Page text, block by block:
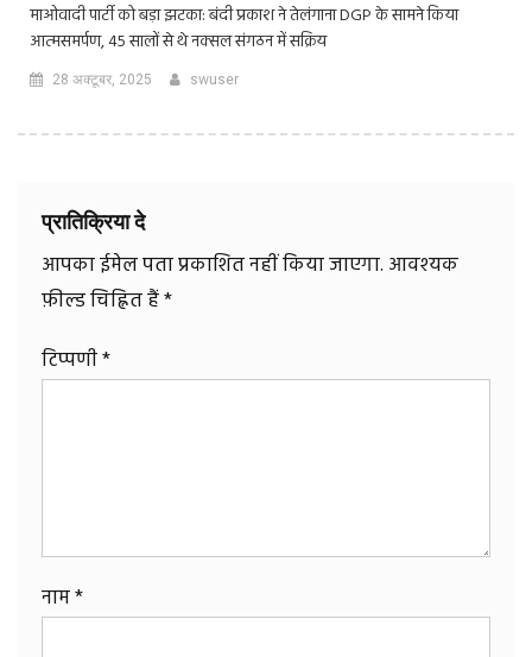
माओवादी पार्टी को बड़ा झटका: बंदी प्रकाश ने तेलंगाना DGP के सामने किया
आत्मसमर्पण, 45 सालों से थे नक्सल संगठन में सक्रिय
28 अक्टूबर, 2025 swuser
प्रातिक्रिया दे
आपका ईमेल पता प्रकाशित नहीं किया जाएगा. आवश्यक
फ़ील्ड चिह्नित हैं*
टिप्पणी*
नाम*